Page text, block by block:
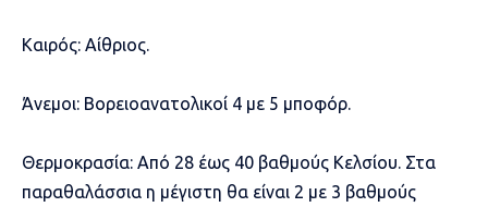
Καιρός: Αίθριος.
Άνεμοι: Βορειοανατολικοί 4 με 5 μποφόρ.
Θερμοκρασία: Από 28 έως 40 βαθμούς Κελσίου. Στα
παραθαλάσσια η μέγιστη θα είναι 2 με 3 βαθμούς